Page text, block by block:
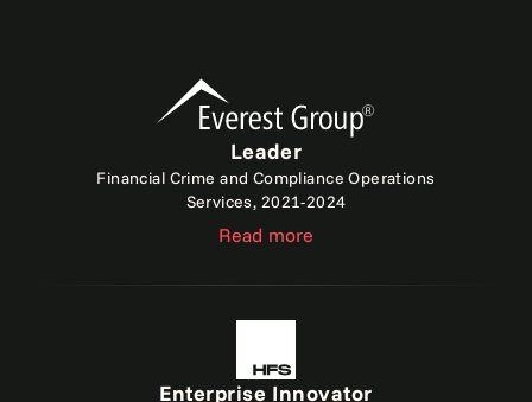
Leader
Financial Crime and Compliance Operations
Services, 2021-2024
Read more
Enterprise Innovator